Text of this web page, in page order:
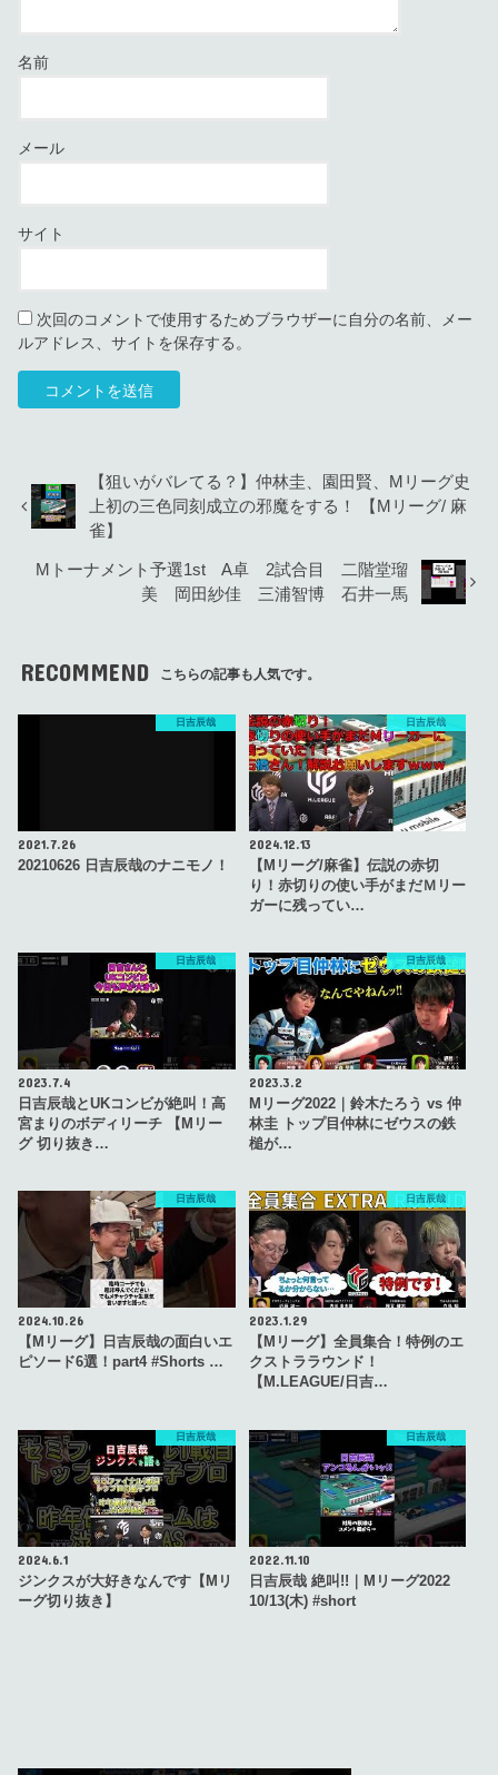
名前
メール
サイト
次回のコメントで使用するためブラウザーに自分の名前、メー
ルアドレス、サイトを保存する。
【狙いがバレてる？】仲林圭、園田賢、Mリーグ史
上初の三色同刻成立の邪魔をする！ 【Mリーグ/ 麻
雀】
Mトーナメント予選1st A卓 2試合目 二階堂瑠
美 岡田紗佳 三浦智博 石井一馬
RECOMMEND こちらの記事も人気です。
日吉辰哉
2021.7.26
20210626 日吉辰哉のナニモノ！
日吉辰哉
2024.12.13
【Mリーグ/麻雀】伝説の赤切
り！赤切りの使い手がまだＭリー
ガーに残ってい…
日吉辰哉
2023.7.4
日吉辰哉とUKコンビが絶叫！高
宮まりのボディリーチ 【Mリー
グ 切り抜き…
日吉辰哉
2023.3.2
Mリーグ2022｜鈴木たろう vs 仲
林圭 トップ目仲林にゼウスの鉄
槌が…
日吉辰哉
2024.10.26
【Mリーグ】日吉辰哉の面白いエ
ピソード6選！part4 #Shorts …
日吉辰哉
2023.1.29
【Mリーグ】全員集合！特例のエ
クストララウンド！
【M.LEAGUE/日吉…
日吉辰哉
2024.6.1
ジンクスが大好きなんです【Mリ
ーグ切り抜き】
日吉辰哉
2022.11.10
日吉辰哉 絶叫!!｜Mリーグ2022
10/13(木) #short